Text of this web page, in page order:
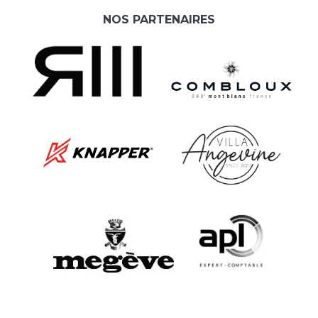
NOS PARTENAIRES